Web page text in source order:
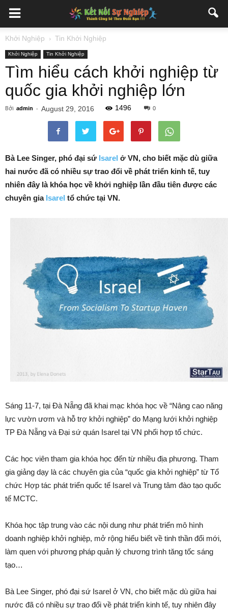
Khởi Nghiệp Tin Khởi Nghiệp
Khởi Nghiệp Tin Khởi Nghiệp
Tìm hiểu cách khởi nghiệp từ
quốc gia khởi nghiệp lớn
Bởi admin - August 29, 2016 1496 0
Bà Lee Singer, phó đại sứ Isarel ở VN, cho biết mặc dù giữa
hai nước đã có nhiều sự trao đổi về phát triển kinh tế, tuy
nhiên đây là khóa học về khởi nghiệp lần đầu tiên được các
chuyên gia Isarel tổ chức tại VN.
Sáng 11-7, tại Đà Nẵng đã khai mạc khóa học về “Nâng cao năng
lực vườn ươm và hỗ trợ khởi nghiệp” do Mạng lưới khởi nghiệp
TP Đà Nẵng và Đại sứ quán Isarel tại VN phối hợp tổ chức.
Các học viên tham gia khóa học đến từ nhiều địa phương. Tham
gia giảng dạy là các chuyên gia của “quốc gia khởi nghiệp” từ Tổ
chức Hợp tác phát triển quốc tế Isarel và Trung tâm đào tạo quốc
tế MCTC.
Khóa học tập trung vào các nội dung như phát triển mô hình
doanh nghiệp khởi nghiệp, mở rộng hiểu biết về tinh thần đổi mới,
làm quen với phương pháp quản lý chương trình tăng tốc sáng
tạo…
Bà Lee Singer, phó đại sứ Isarel ở VN, cho biết mặc dù giữa hai
nước đã có nhiều sự trao đổi về phát triển kinh tế, tuy nhiên đây